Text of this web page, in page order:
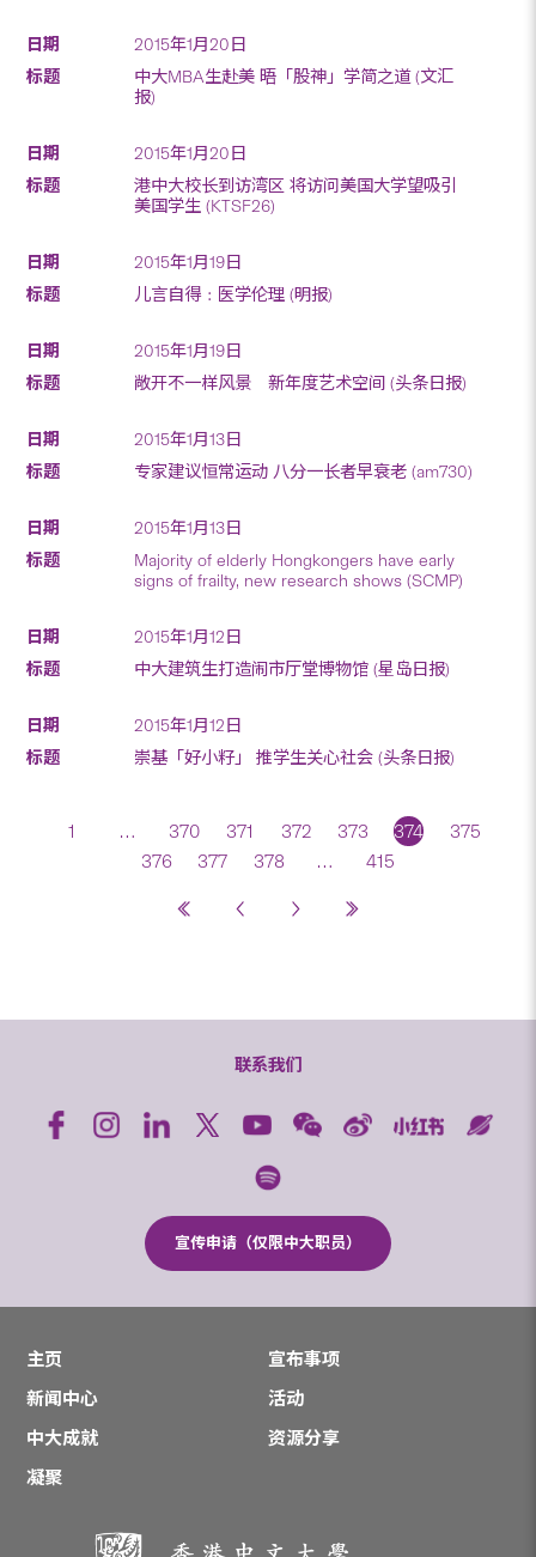
2015年1月20日
中大MBA生赴美 晤「股神」学简之道 (文汇
报)
2015年1月20日
港中大校长到访湾区 将访问美国大学望吸引
美国学生 (KTSF26)
2015年1月19日
儿言自得﹕医学伦理 (明报)
2015年1月19日
敞开不一样风景 新年度艺术空间 (头条日报)
2015年1月13日
专家建议恒常运动 八分一长者早衰老 (am730)
2015年1月13日
Majority of elderly Hongkongers have early
signs of frailty, new research shows (SCMP)
2015年1月12日
中大建筑生打造闹市厅堂博物馆 (星岛日报)
2015年1月12日
崇基「好小籽」 推学生关心社会 (头条日报)
1 … 370 371 372 373 374
375
376
377 378 … 415
联系我们
宣传申请（仅限中大职员）
主页
宣布事项
新闻中心
活动
中大成就
资源分享
凝聚